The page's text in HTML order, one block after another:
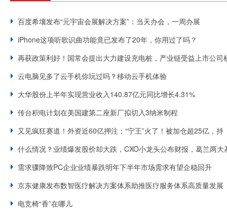
百度希壤发布“元宇宙会展解决方案”：当天办会，一周办展
iPhone这项听歌识曲功能竟已发布了20年，你用过了吗？
再获政策利好！国常会提出大力建设充电桩，产业链受益上市公司
云电脑见多了云手机你玩过吗？移动云手机体验
大华股份上半年实现营业收入140.87亿元同比增长4.31%
传台积电计划在美国建第二座新厂拟切入3纳米制程
又见疯狂赛道！外资近60亿押注；“宁王”火了！被加仓超25亿，持
什么情况？业绩爆发股价却大跌，CXO小龙头公布财报，葛兰两大
需求骤降致PC企业业绩暴跌明年下半年市场需求有望企稳回升
京东健康发布数智医疗解决方案体系助推医疗服务体系高质量发展
电竞椅“香”在哪儿